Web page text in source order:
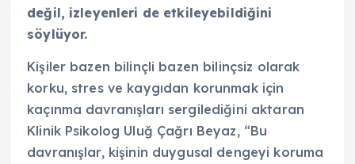
değil, izleyenleri de etkileyebildiğini
söylüyor.
Kişiler bazen bilinçli bazen bilinçsiz olarak
korku, stres ve kaygıdan korunmak için
kaçınma davranışları sergilediğini aktaran
Klinik Psikolog Uluğ Çağrı Beyaz, “Bu
davranışlar, kişinin duygusal dengeyi koruma